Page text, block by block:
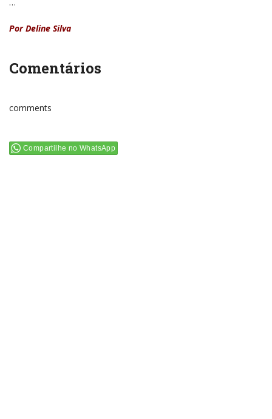
Por Deline Silva
Comentários
comments
Compartilhe no WhatsApp